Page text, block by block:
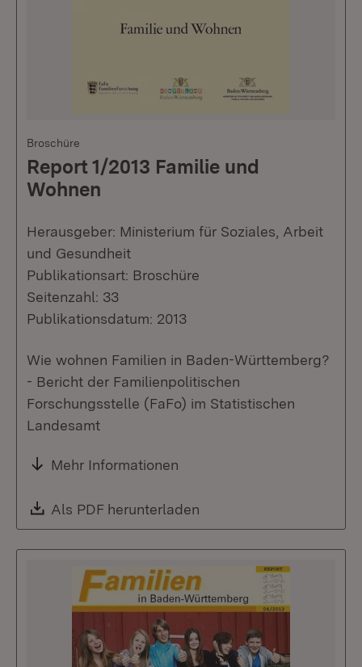
Broschüre
Report 1/2013 Familie und
Wohnen
Herausgeber: Ministerium für Soziales, Arbeit
und Gesundheit
Publikationsart: Broschüre
Seitenzahl: 33
Publikationsdatum: 2013
Wie wohnen Familien in Baden-Württemberg?
- Bericht der Familienpolitischen
Forschungsstelle (FaFo) im Statistischen
Landesamt
Mehr Informationen
Download:
Als PDF herunterladen